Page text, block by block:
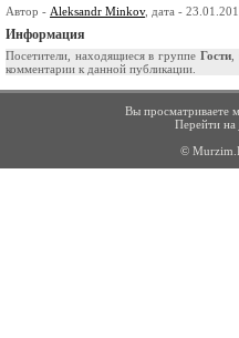
Автор - Aleksandr Minkov, дата -
Информация
Посетители, находящиеся в группе Гости,
комментарии к данной публикации.
Вы просматриваете
Перейти на
©